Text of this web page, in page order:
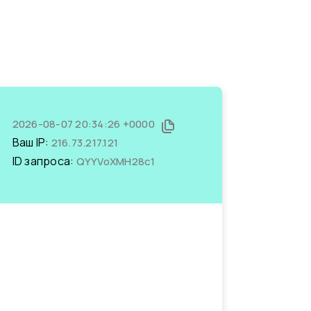
2026-08-07 20:34:26 +0000
Ваш IP: 216.73.217.121
ID запроса: QYYVoXMH28c1